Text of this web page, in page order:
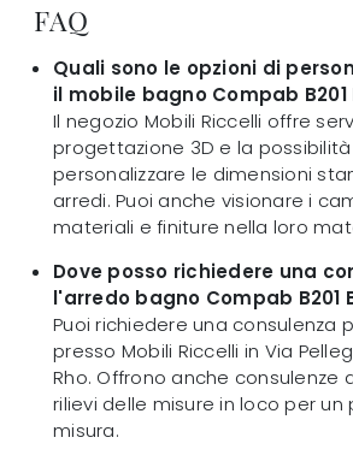
FAQ
Quali sono le opzioni di
il mobile bagno Compab B201
Il negozio Mobili Riccelli offre
progettazione 3D e la
personalizzare le dimensioni
arredi. Puoi anche visionare i
materiali e finiture nella loro
Dove posso richiedere una
l'arredo bagno Compab B201
Puoi richiedere una consulenza
presso Mobili Riccelli in Via
Rho. Offrono anche consulenze
rilievi delle misure in loco per
misura.